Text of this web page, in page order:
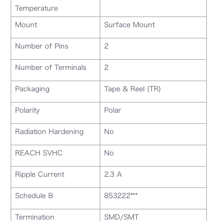
Temperature
Mount Surface Mount
Number of Pins 2
Number of Terminals 2
Packaging Tape & Reel (TR)
Polarity Polar
Radiation Hardening No
REACH SVHC No
Ripple Current 2.3 A
Schedule B 853222***
Termination SMD/SMT